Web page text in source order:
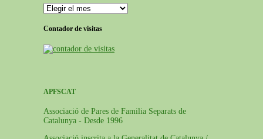
Contador de visitas
APFSCAT
Associació de Pares de Familia Separats de
Catalunya - Desde 1996